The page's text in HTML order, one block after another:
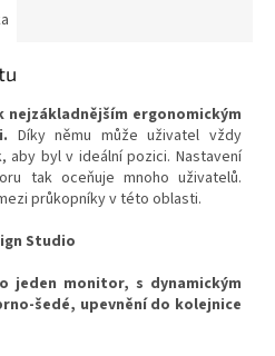
ergonomickým
Díky němu může uživatel vždy
byl v ideální pozici. Nastavení
tak oceňuje mnoho uživatelů.
průkopníky v této oblasti.
Studio
jeden monitor, s dynamickým
šedé, upevnění do kolejnice